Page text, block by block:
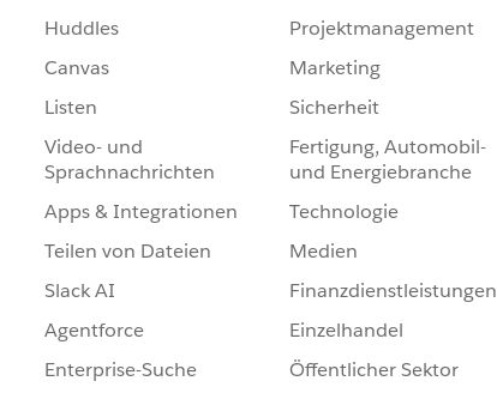
Huddles
Canvas
Listen
Video- und
Sprachnachrichten
Apps & Integrationen
Teilen von Dateien
Slack AI
Agentforce
Enterprise-Suche
Projektmanagement
Marketing
Sicherheit
Fertigung, Automobil-
und Energiebranche
Technologie
Medien
Finanzdienstleistungen
Einzelhandel
Öffentlicher Sektor